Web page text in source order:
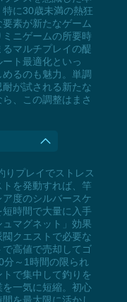
に30歳未満の熱狂
素が新たなゲーム
ニゲームの所要時
マルチプレイの醍
ト最適化といっ
るのも魅力。単調
が試される新たな
、この調整はまさ
りプレイでストレス
を発動すれば、竿
度のシルバースケ
時間で大量に入手
マグネット」効果
クエストで必要な
高値で売却してゴ
分～1時間の限られ
で集中して釣りを
一気に短縮。初心
を最大限に活かし